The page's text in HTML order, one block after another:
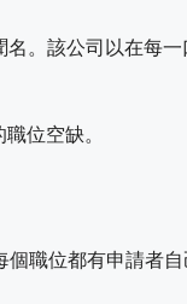
。該公司以在每
位空缺。
職位都有申請者自